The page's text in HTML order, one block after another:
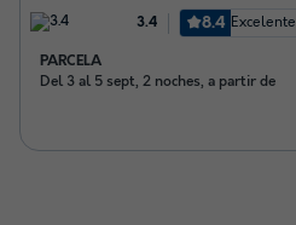
3.4 8.4 Excelente
PARCELA
Del 3 al 5 sept, 2 noches, a partir de